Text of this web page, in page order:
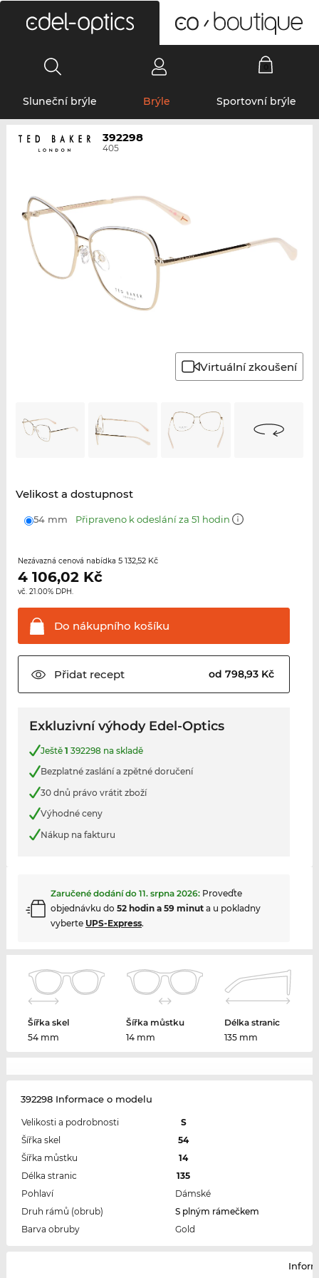
Sluneční brýle Brýle Sportovní brýle
392298
405
Virtuální zkoušení
Velikost a dostupnost
54 mm Připraveno k odeslání za 51 hodin
Nezávazná cenová nabídka 5 132,52 Kč
4 106,02Kč
vč. 21.00% DPH.
Do nákupního košíku
Přidatrecept od 798,93 Kč
Exkluzivní výhody Edel-Optics
Ještě 1 392298 na skladě
Bezplatné zaslání a zpětné doručení
30 dnů právo vrátit zboží
Výhodné ceny
Nákup na fakturu
Zaručené dodání do 11. srpna 2026: Proveďte
objednávku do 52 hodin a 59 minuta u pokladny
vyberte UPS-Express.
Šířka skel
54 mm
Šířka můstku
14 mm
Délka stranic
135 mm
392298 Informace o modelu
Velikosti a podrobnosti
S
Šířka skel
54
Šířka můstku
14
Délka stranic
135
Pohlaví
Dámské
Druh rámů (obrub)
S plným rámečkem
Barva obruby
Gold